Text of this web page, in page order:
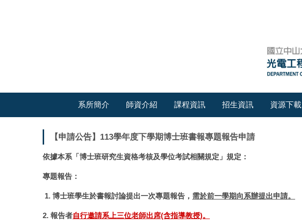
系所簡介 師資介紹 課程資訊 招生資訊 資源下載
【申請公告】113學年度下學期博士班書報專題報告申請
依據本系 「博士班研究生資格考核及學位考試相關規定 」規定：
專題報告：
1. 博士班學生於書報討論提出一次專題報告， 需於前一學期向系辦提出申請。
2. 報告者自行邀請系上三位老師出席(含指導教授)。